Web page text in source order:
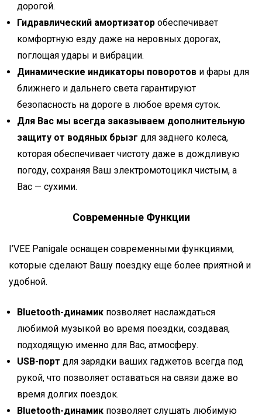
дорогой.
Гидравлический амортизатор обеспечивает
комфортную езду даже на неровных дорогах,
поглощая удары и вибрации.
Динамические индикаторы поворотов и фары для
ближнего и дальнего света гарантируют
безопасность на дороге в любое время суток.
Для Вас мы всегда заказываем дополнительную
защиту от водяных брызг для заднего колеса,
которая обеспечивает чистоту даже в дождливую
погоду, сохраняя Ваш электромотоцикл чистым, а
Вас — сухими.
Современные Функции
I’VEE Panigale оснащен современными функциями,
которые сделают Вашу поездку еще более приятной и
удобной.
Bluetooth-динамик позволяет наслаждаться
любимой музыкой во время поездки, создавая,
подходящую именно для Вас, атмосферу.
USB-порт для зарядки ваших гаджетов всегда под
рукой, что позволяет оставаться на связи даже во
время долгих поездок.
Bluetooth-динамик позволяет слушать любимую